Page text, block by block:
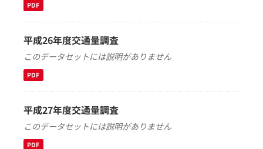
PDF
平成26年度交通量調査
このデータセットには説明がありません
PDF
平成27年度交通量調査
このデータセットには説明がありません
PDF